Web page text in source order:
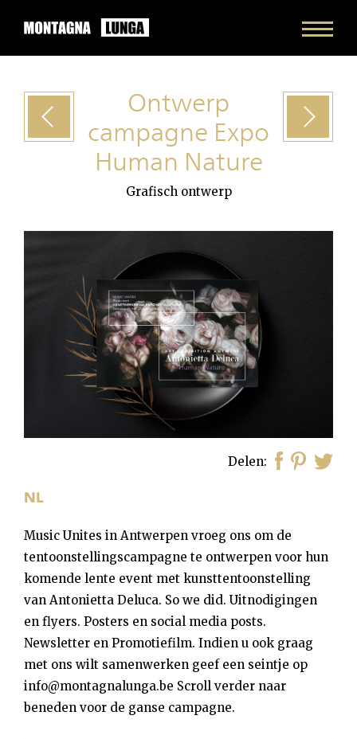
Vorig project Volgende project
Ontwerp
campagne Expo
Human Nature
Grafisch ontwerp
Delen
Music Unites in Antwerpen vroeg ons om de
tentoonstellingscampagne te ontwerpen voor hun
komende lente event met kunsttentoonstelling
van Antonietta Deluca. So we did. Uitnodigingen
en flyers. Posters en social media posts.
Newsletter en Promotiefilm. Indien u ook graag
met ons wilt samenwerken geef een seintje op
info@montagnalunga.be Scroll verder naar
beneden voor de ganse campagne.